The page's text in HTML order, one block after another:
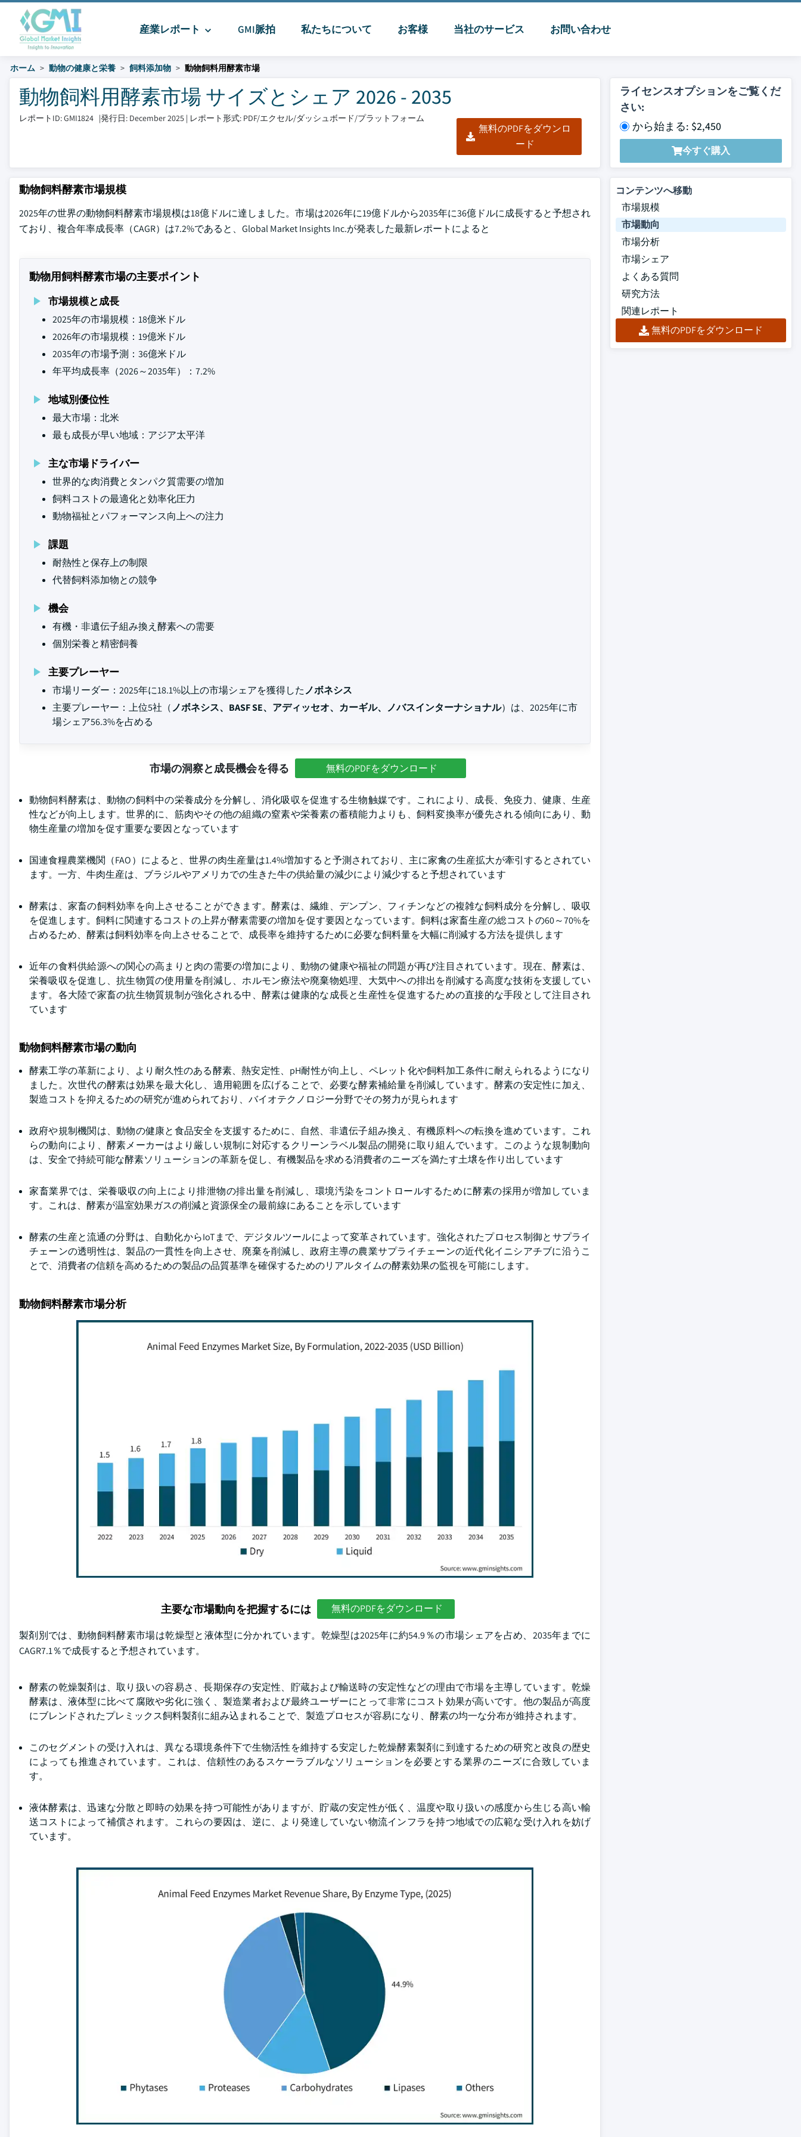
産業レポート GMI脈拍 私たちについて お客様 当社のサービス お問い合わせ
ホーム 動物の健康と栄養 飼料添加物 動物飼料用酵素市場
動物飼料用酵素市場 サイズとシェア 2026 - 2035
レポートID: GMI1824 |発行日: December 2025 | レポート形式: PDF/エクセル/ダッシュボード/プラットフォーム
無料のPDFをダウンロ
ード
ライセンスオプションをご覧くだ
さい:
から始まる: $2,450
今すぐ購入
動物飼料酵素市場規模
2025年の世界の動物飼料酵素市場規模は18億ドルに達しました。市場は2026年に19億ドルから2035年に36億ドルに成長すると予想され
ており、複合年率成長率（CAGR）は7.2%であると、Global Market Insights Inc.が発表した最新レポートによると
動物用飼料酵素市場の主要ポイント
市場規模と成長
2025年の市場規模：18億米ドル
2026年の市場規模：19億米ドル
2035年の市場予測：36億米ドル
年平均成長率（2026～2035年）：7.2%
地域別優位性
最大市場：北米
最も成長が早い地域：アジア太平洋
主な市場ドライバー
世界的な肉消費とタンパク質需要の増加
飼料コストの最適化と効率化圧力
動物福祉とパフォーマンス向上への注力
課題
耐熱性と保存上の制限
代替飼料添加物との競争
機会
有機・非遺伝子組み換え酵素への需要
個別栄養と精密飼養
主要プレーヤー
市場リーダー：2025年に18.1%以上の市場シェアを獲得したノボネシス
主要プレーヤー：上位5社（ノボネシス、BASF SE、アディッセオ、カーギル、ノバスインターナショナル）は、2025年に市
場シェア56.3%を占める
市場の洞察と成長機会を得る 無料のPDFをダウンロード
動物飼料酵素は、動物の飼料中の栄養成分を分解し、消化吸収を促進する生物触媒です。これにより、成長、免疫力、健康、生産
性などが向上します。世界的に、筋肉やその他の組織の窒素や栄養素の蓄積能力よりも、飼料変換率が優先される傾向にあり、動
物生産量の増加を促す重要な要因となっています
国連食糧農業機関（FAO）によると、世界の肉生産量は1.4%増加すると予測されており、主に家禽の生産拡大が牽引するとされてい
ます。一方、牛肉生産は、ブラジルやアメリカでの生きた牛の供給量の減少により減少すると予想されています
酵素は、家畜の飼料効率を向上させることができます。酵素は、繊維、デンプン、フィチンなどの複雑な飼料成分を分解し、吸収
を促進します。飼料に関連するコストの上昇が酵素需要の増加を促す要因となっています。飼料は家畜生産の総コストの60～70%を
占めるため、酵素は飼料効率を向上させることで、成長率を維持するために必要な飼料量を大幅に削減する方法を提供します
近年の食料供給源への関心の高まりと肉の需要の増加により、動物の健康や福祉の問題が再び注目されています。現在、酵素は、
栄養吸収を促進し、抗生物質の使用量を削減し、ホルモン療法や廃棄物処理、大気中への排出を削減する高度な技術を支援してい
ます。各大陸で家畜の抗生物質規制が強化される中、酵素は健康的な成長と生産性を促進するための直接的な手段として注目され
ています
動物飼料酵素市場の動向
酵素工学の革新により、より耐久性のある酵素、熱安定性、pH耐性が向上し、ペレット化や飼料加工条件に耐えられるようになり
ました。次世代の酵素は効果を最大化し、適用範囲を広げることで、必要な酵素補給量を削減しています。酵素の安定性に加え、
製造コストを抑えるための研究が進められており、バイオテクノロジー分野でその努力が見られます
政府や規制機関は、動物の健康と食品安全を支援するために、自然、非遺伝子組み換え、有機原料への転換を進めています。これ
らの動向により、酵素メーカーはより厳しい規制に対応するクリーンラベル製品の開発に取り組んでいます。このような規制動向
は、安全で持続可能な酵素ソリューションの革新を促し、有機製品を求める消費者のニーズを満たす土壌を作り出しています
家畜業界では、栄養吸収の向上により排泄物の排出量を削減し、環境汚染をコントロールするために酵素の採用が増加していま
す。これは、酵素が温室効果ガスの削減と資源保全の最前線にあることを示しています
酵素の生産と流通の分野は、自動化からIoTまで、デジタルツールによって変革されています。強化されたプロセス制御とサプライ
チェーンの透明性は、製品の一貫性を向上させ、廃棄を削減し、政府主導の農業サプライチェーンの近代化イニシアチブに沿うこ
とで、消費者の信頼を高めるための製品の品質基準を確保するためのリアルタイムの酵素効果の監視を可能にします。
動物飼料酵素市場分析
主要な市場動向を把握するには 無料のPDFをダウンロード
製剤別では、動物飼料酵素市場は乾燥型と液体型に分かれています。乾燥型は2025年に約54.9％の市場シェアを占め、2035年までに
CAGR7.1％で成長すると予想されています。
酵素の乾燥製剤は、取り扱いの容易さ、長期保存の安定性、貯蔵および輸送時の安定性などの理由で市場を主導しています。乾燥
酵素は、液体型に比べて腐敗や劣化に強く、製造業者および最終ユーザーにとって非常にコスト効果が高いです。他の製品が高度
にブレンドされたプレミックス飼料製剤に組み込まれることで、製造プロセスが容易になり、酵素の均一な分布が維持されます。
このセグメントの受け入れは、異なる環境条件下で生物活性を維持する安定した乾燥酵素製剤に到達するための研究と改良の歴史
によっても推進されています。これは、信頼性のあるスケーラブルなソリューションを必要とする業界のニーズに合致していま
す。
液体酵素は、迅速な分散と即時の効果を持つ可能性がありますが、貯蔵の安定性が低く、温度や取り扱いの感度から生じる高い輸
送コストによって補償されます。これらの要因は、逆に、より発達していない物流インフラを持つ地域での広範な受け入れを妨げ
ています。
コンテンツへ移動
市場規模
市場動向
市場分析
市場シェア
よくある質問
研究方法
関連レポート
無料のPDFをダウンロード